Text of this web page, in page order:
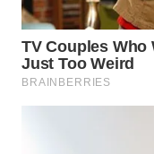
WN
SUKABUMI